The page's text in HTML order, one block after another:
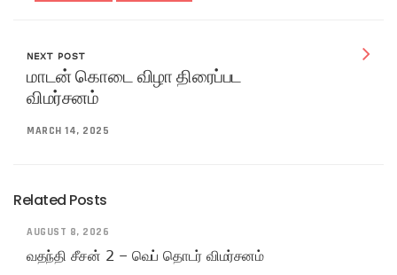
NEXT POST
மாடன் கொடை விழா திரைப்பட
விமர்சனம்
MARCH 14, 2025
Related Posts
AUGUST 8, 2026
வதந்தி சீசன் 2 – வெப் தொடர் விமர்சனம்